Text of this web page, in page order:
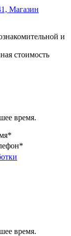
Магазин
и
стоимость
время.
время.